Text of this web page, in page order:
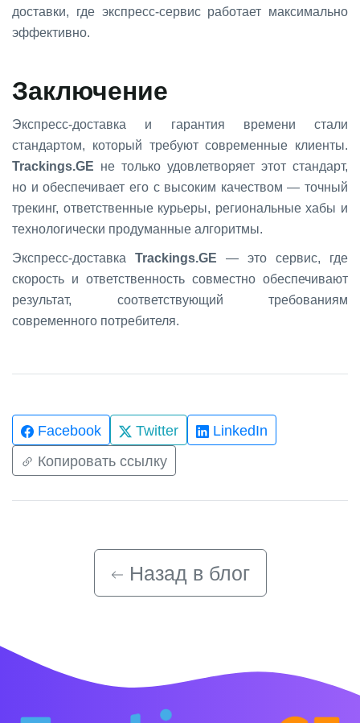
доставки, где экспресс-сервис работает максимально
эффективно.
Заключение
Экспресс-доставка и гарантия времени стали
стандартом, который требуют современные клиенты.
Trackings.GE не только удовлетворяет этот стандарт,
но и обеспечивает его с высоким качеством — точный
трекинг, ответственные курьеры, региональные хабы и
технологически продуманные алгоритмы.
Экспресс-доставка Trackings.GE — это сервис, где
скорость и ответственность совместно обеспечивают
результат, соответствующий требованиям
современного потребителя.
Facebook Twitter
LinkedIn
Копировать ссылку
Назад в блог